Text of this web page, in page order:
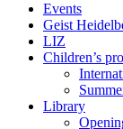
Events
Geist
LIZ
Children’s
Library